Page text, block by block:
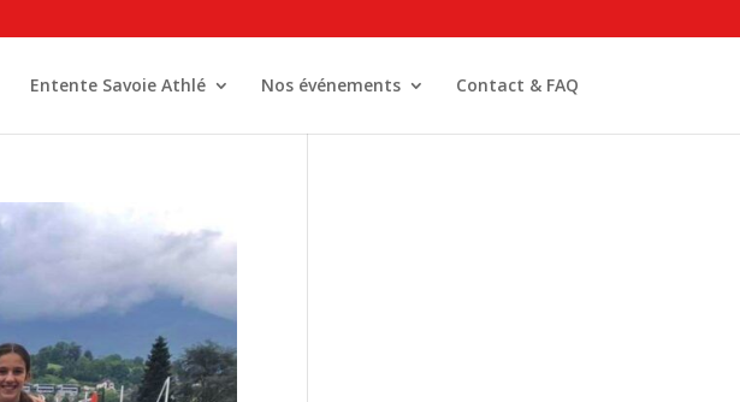
Entente Savoie Athlé Nos événements Contact & FAQ